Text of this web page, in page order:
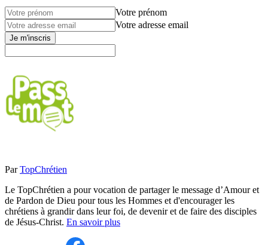
Votre prénom
Votre adresse email
Je m'inscris
Par TopChrétien
Le TopChrétien a pour vocation de partager le message d’Amour et
de Pardon de Dieu pour tous les Hommes et d'encourager les
chrétiens à grandir dans leur foi, de devenir et de faire des disciples
de Jésus-Christ. En savoir plus